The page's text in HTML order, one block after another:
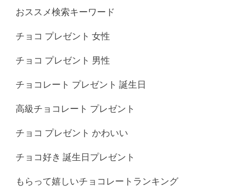
おススメ検索キーワード
チョコ プレゼント 女性
チョコ プレゼント 男性
チョコレート プレゼント 誕生日
高級チョコレート プレゼント
チョコ プレゼント かわいい
チョコ好き 誕生日プレゼント
もらって嬉しいチョコレートランキング